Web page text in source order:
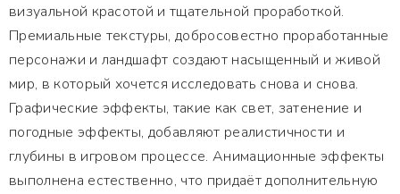
визуальной красотой и тщательной проработкой.
Премиальные текстуры, добросовестно проработанные
персонажи и ландшафт создают насыщенный и живой
мир, в который хочется исследовать снова и снова.
Графические эффекты, такие как свет, затенение и
погодные эффекты, добавляют реалистичности и
глубины в игровом процессе. Анимационные эффекты
выполнена естественно, что придаёт дополнительную